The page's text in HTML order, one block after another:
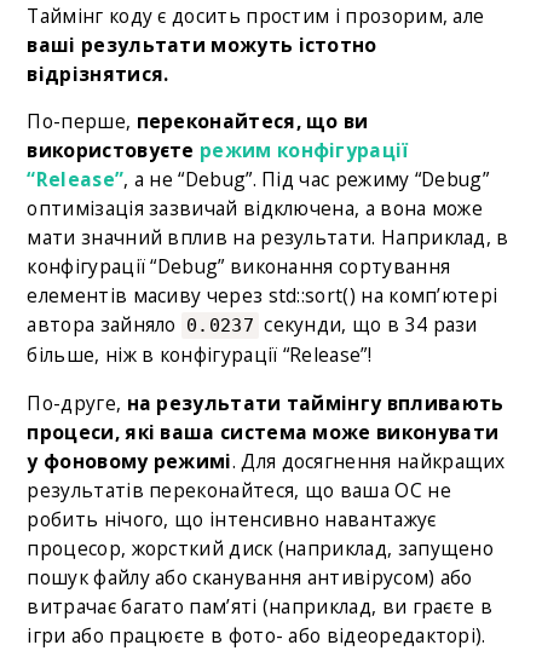
Таймінг коду є досить простим і прозорим, але
ваші результати можуть істотно
відрізнятися.
По-перше, переконайтеся, що ви
використовуєте режим конфігурації
“Release”, а не “Debug”. Під час режиму “Debug”
оптимізація зазвичай відключена, а вона може
мати значний вплив на результати. Наприклад, в
конфігурації “Debug” виконання сортування
елементів масиву через std::sort() на комп’ютері
автора зайняло
0.0237 секунди, що в 34 рази
більше, ніж в конфігурації “Release”!
По-друге, на результати таймінгу впливають
процеси, які ваша система може виконувати
у фоновому режимі. Для досягнення найкращих
результатів переконайтеся, що ваша ОС не
робить нічого, що інтенсивно навантажує
процесор, жорсткий диск (наприклад, запущено
пошук файлу або сканування антивірусом) або
витрачає багато пам’яті (наприклад, ви граєте в
ігри або працюєте в фото- або відеоредакторі).